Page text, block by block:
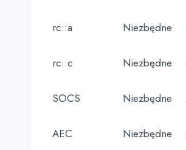
rc::a
Niezbędne
rc::c
Niezbędne
SOCS
Niezbędne
AEC
Niezbędne